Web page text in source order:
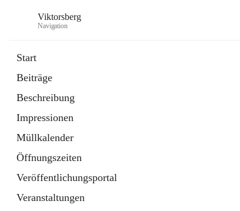
Viktorsberg
Navigation
Start
Beiträge
Beschreibung
Impressionen
Müllkalender
Öffnungszeiten
Veröffentlichungsportal
Veranstaltungen